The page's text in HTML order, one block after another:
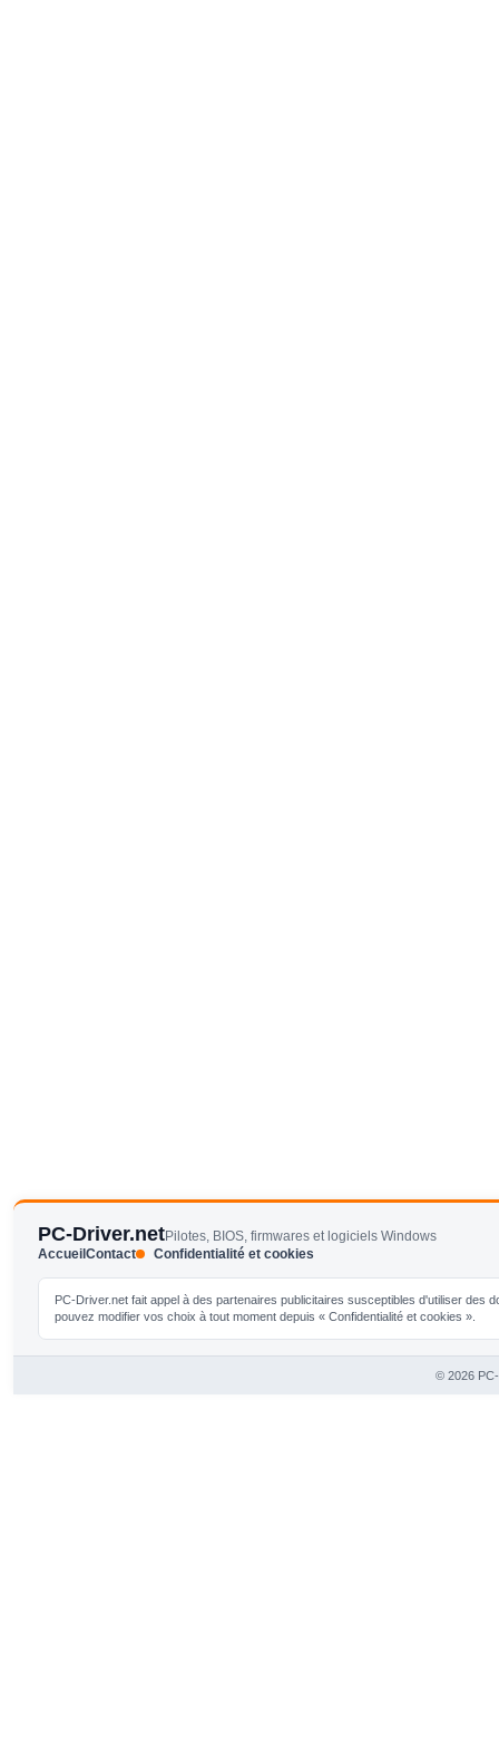
PC-Driver.netPilotes, BIOS, firmwares et logiciels Windows
AccueilContact Confidentialité et cookies
PC-Driver.net fait appel à des partenaires publicitaires susceptibles d'utiliser
pouvez modifier vos choix à tout moment depuis « Confidentialité et cookies ».
© 2026